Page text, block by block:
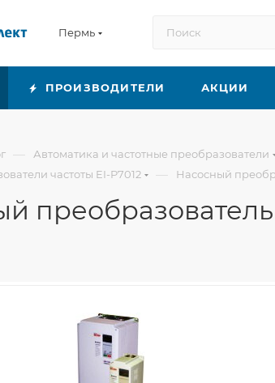
Пермь
ПРОИЗВОДИТЕЛИ АКЦИИ
— Автоматика и частотные преобразователи
частоты EI-P7012 — Насосный
преобразователь